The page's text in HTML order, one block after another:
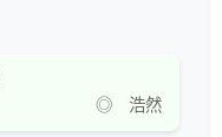
◎ 浩然